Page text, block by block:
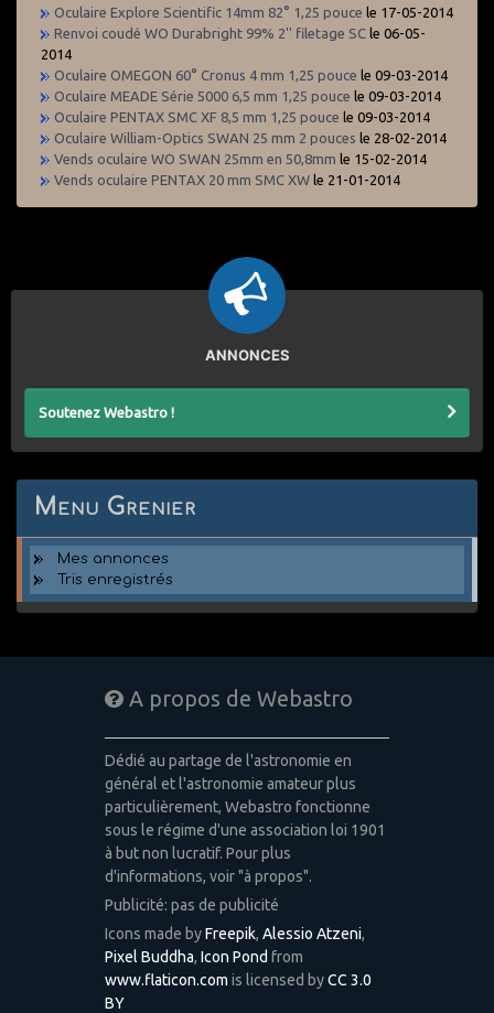
Oculaire Explore Scientific 14mm 82° 1,25 pouce le 17-05-2014
Renvoi coudé WO Durabright 99% 2'' filetage SC le 06-05-
2014
Oculaire OMEGON 60° Cronus 4 mm 1,25 pouce le 09-03-2014
Oculaire MEADE Série 5000 6,5 mm 1,25 pouce le 09-03-2014
Oculaire PENTAX SMC XF 8,5 mm 1,25 pouce le 09-03-2014
Oculaire William-Optics SWAN 25 mm 2 pouces le 28-02-2014
Vends oculaire WO SWAN 25mm en 50,8mm le 15-02-2014
Vends oculaire PENTAX 20 mm SMC XW le 21-01-2014
ANNONCES
Soutenez Webastro !
Menu Grenier
Mes annonces
Tris enregistrés
A propos de Webastro
Dédié au partage de l'astronomie en
général et l'astronomie amateur plus
particulièrement, Webastro fonctionne
sous le régime d'une association loi 1901
à but non lucratif. Pour plus
d'informations, voir "à propos".
Publicité: pas de publicité
Icons made byFreepik, Alessio Atzeni,
Pixel Buddha, Icon Pond from
www.flaticon.com is licensed byCC 3.0
BY